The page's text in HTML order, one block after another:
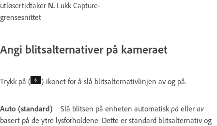
utløsertidtaker N. Lukk Capture-
grensesnittet
Angi blitsalternativer på kameraet
Trykk på ( )-ikonet for å slå blitsalternativlinjen av og på.
Auto (standard) Slå blitsen på enheten automatiskpå eller av
basert på de ytre lysforholdene. Dette er standard blitsalternativ og